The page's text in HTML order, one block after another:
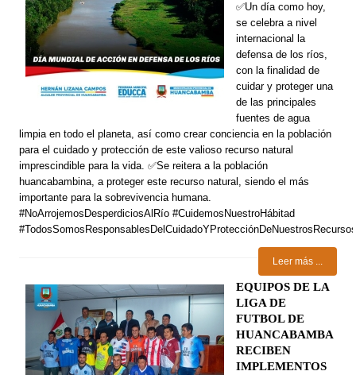
✅Un día como hoy,
se celebra a nivel
internacional la
defensa de los ríos,
con la finalidad de
cuidar y proteger una
de las principales
fuentes de agua
limpia en todo el planeta, así como crear conciencia en la población
para el cuidado y protección de este valioso recurso natural
imprescindible para la vida. ✅Se reitera a la población
huancabambina, a proteger este recurso natural, siendo el más
importante para la sobrevivencia humana.
#NoArrojemosDesperdiciosAlRío #CuidemosNuestroHábitad
Leer más ...
EQUIPOS DE LA
LIGA DE
FUTBOL DE
HUANCABAMBA
RECIBEN
IMPLEMENTOS